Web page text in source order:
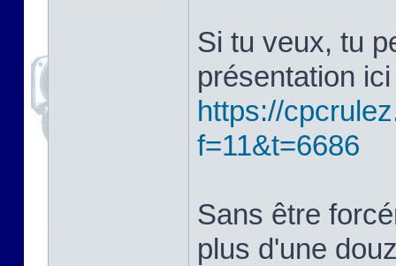
Si tu veux, tu
présentation
https://
f=11&t=6686
Sans être
plus d'une